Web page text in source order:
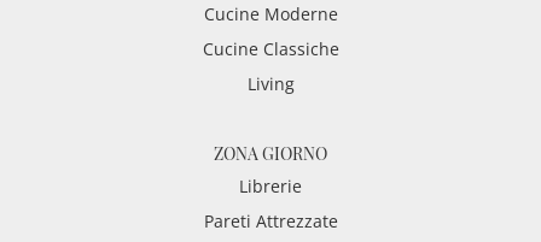
Cucine Moderne
Cucine Classiche
Living
ZONA GIORNO
Librerie
Pareti Attrezzate